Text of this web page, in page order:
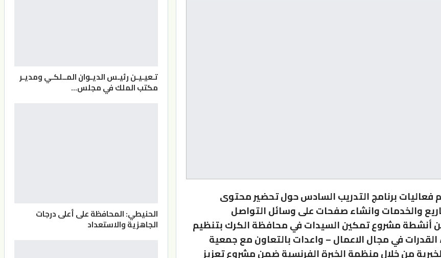
فعاليات برنامج التدريب السادس حول تحضير محتوى
والخدمات وانشاء صفحات على وسائل التواصل
أنشطة مشروع تمكين السيدات في محافظة الكرك بتنظيم
في مجال الاعمال – واعدات بالتعاون مع جمعية
من خلال منظمة الخبرة الفرنسية ضمن مشروع تعزيز
تـعيـيـن رئيـس الديـوان المــلكـي ومديـر
مكتب الملك في مجلس…
الحنيطي: المحافظة على أعلى درجات
الجاهزية والاستعداد